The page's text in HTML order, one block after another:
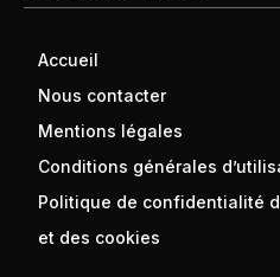
Accueil
Nous contacter
Mentions légales
Conditions générales
Politique de confidentialité
et des cookies